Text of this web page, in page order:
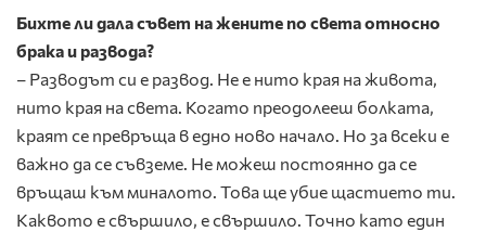
Бихте ли дала съвет на жените по света относно
брака и развода?
– Разводът си е развод. Не е нито края на живота,
нито края на света. Когато преодолееш болката,
краят се превръща в едно ново начало. Но за всеки е
важно да се съвземе. Не можеш постоянно да се
връщаш към миналото. Това ще убие щастието ти.
Каквото е свършило, е свършило. Точно като един